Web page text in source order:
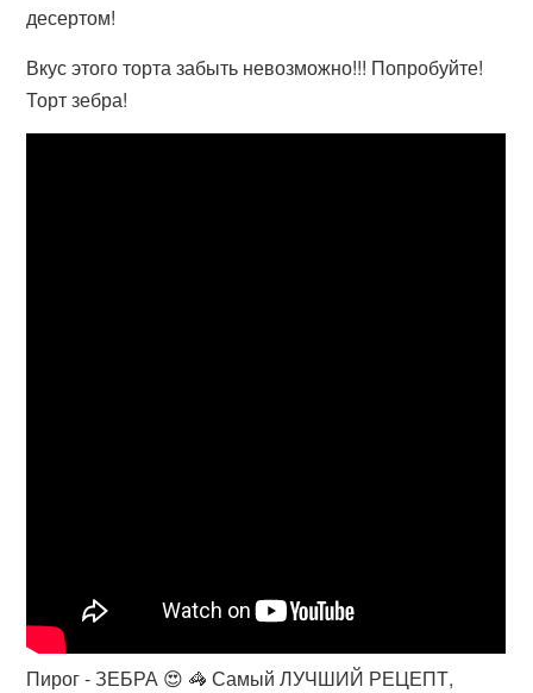
десертом!
Вкус этого торта забыть невозможно!!! Попробуйте!
Торт зебра!
Пирог - ЗЕБРА 😍 🦓 Самый ЛУЧШИЙ РЕЦЕПТ,